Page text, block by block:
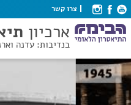
צרו קשר
ארכיון
בנדיבות: עדנה